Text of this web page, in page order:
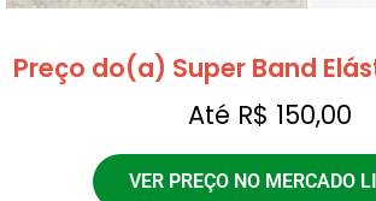
Preço do(a) Super Band
Até R$ 150,00
VER PREÇO NO MERCADO